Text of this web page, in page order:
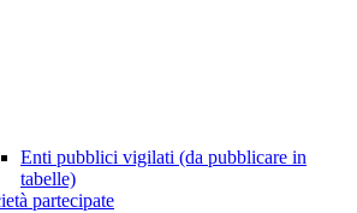
Enti pubblici vigilati (da pubblicare in
tabelle)
partecipate